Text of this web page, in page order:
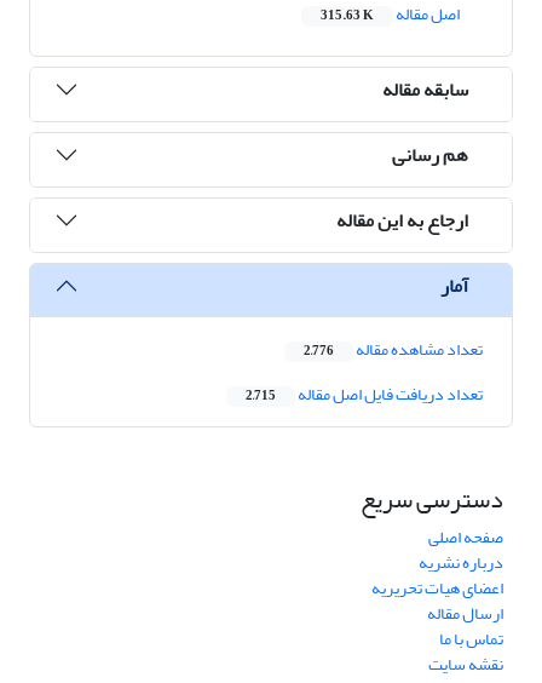
اصل مقاله
315.63 K
سابقه مقاله
هم رسانی
ارجاع به این مقاله
آمار
تعداد مشاهده مقاله 2,776
تعداد دریافت فایل اصل مقاله 2,715
دسترسی سریع
صفحه اصلی
درباره نشریه
اعضای هیات تحریریه
ارسال مقاله
تماس با ما
نقشه سایت